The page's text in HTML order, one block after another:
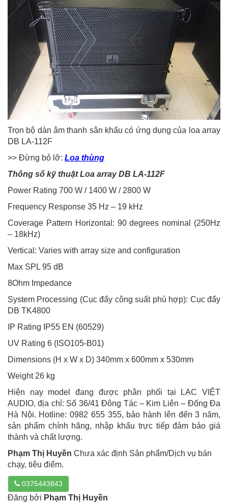
Trọn bộ dàn âm thanh sân khấu có ứng dụng của loa array
DB LA-112F
>> Đừng bỏ lỡ: Loa thùng
Thông số kỹ thuật Loa array DB LA-112F
Power Rating 700 W / 1400 W / 2800 W
Frequency Response 35 Hz – 19 kHz
Coverage Pattern Horizontal: 90 degrees nominal (250Hz
– 18kHz)
Vertical: Varies with array size and configuration
Max SPL 95 dB
8Ohm Impedance
System Processing (Cục đẩy công suất phù hợp): Cục đẩy
DB TK4800
IP Rating IP55 EN (60529)
UV Rating 6 (ISO105-B01)
Dimensions (H x W x D) 340mm x 600mm x 530mm
Weight 26 kg
Hiện nay model đang được phân phối tại LẠC VIỆT
AUDIO, địa chỉ: Số 36/41 Đông Tác – Kim Liên – Đống Đa
Hà Nội. Hotline: 0982 655 355, bảo hành lên đến 3 năm,
sản phẩm chính hãng, nhập khẩu trực tiếp đảm bảo giá
thành và chất lượng.
Phạm Thị Huyền Chưa xác định Sản phẩm/Dịch vụ bán
chạy, tiêu điểm.
0375443843
Đăng bởi Phạm Thị Huyền